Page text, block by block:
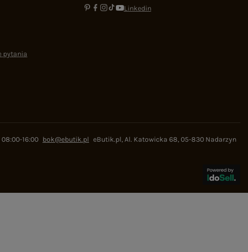
pytania
Linkedin
08:00-16:00 bok@ebutik.pl eButik.pl,Al. Katowicka 68,05-830 Nadarzyn